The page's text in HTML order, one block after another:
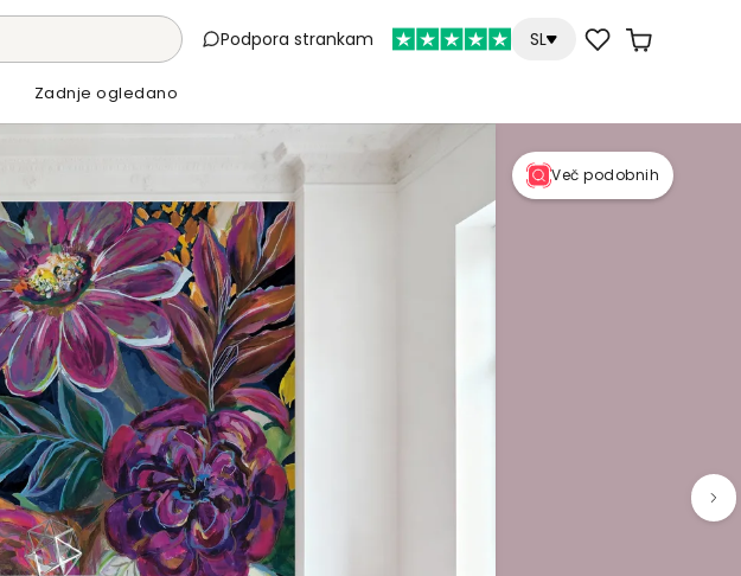
Podpora strankam SL
Zadnje ogledano
Več podobnih